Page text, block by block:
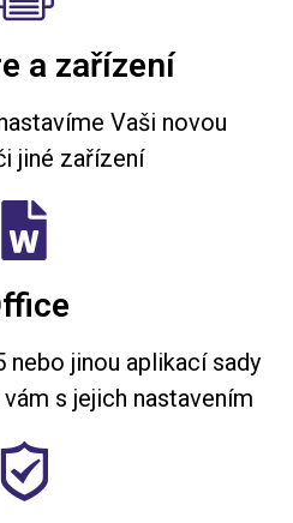
a zařízení
Vaši novou
jiné zařízení
nebo jinou aplikací sady
s jejich nastavením